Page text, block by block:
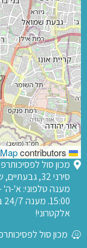
contributors
מכון סול
סירני 32,
אלקטרוני!
מכון סול